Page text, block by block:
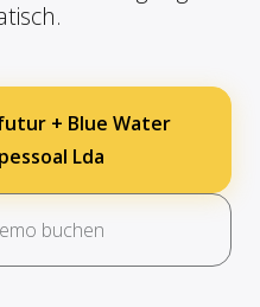
+ Blue Water
Lda
buchen